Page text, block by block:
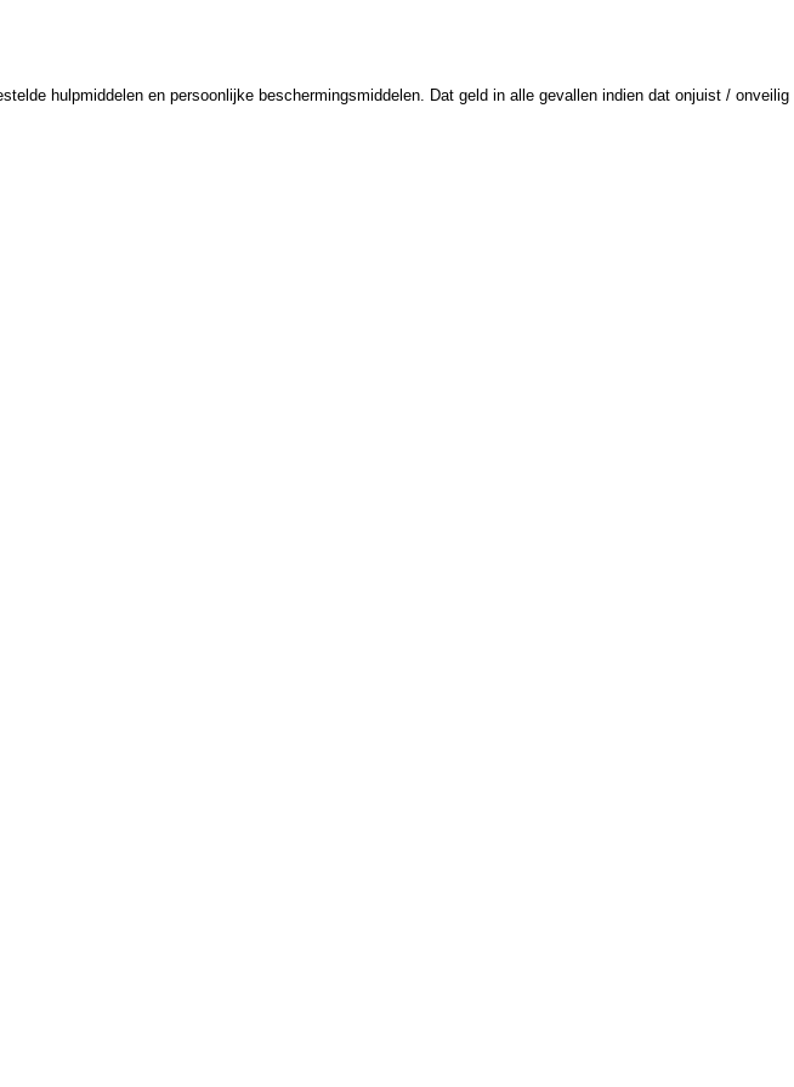
hulpmiddelen en persoonlijke beschermingsmiddelen. Dat geld in alle gevallen indien dat onjuist / onveilig